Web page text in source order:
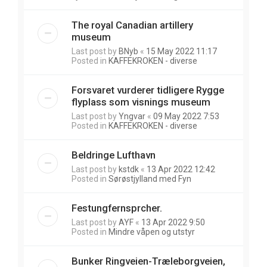
The royal Canadian artillery
museum
Last post by BNyb « 15 May 2022 11:17
Posted in KAFFEKROKEN - diverse
Forsvaret vurderer tidligere Rygge
flyplass som visnings museum
Last post byYngvar « 09 May 2022 7:53
Posted in KAFFEKROKEN - diverse
Beldringe Lufthavn
Last post by kstdk « 13 Apr 2022 12:42
Posted in Sørøstjylland med Fyn
Festungfernsprcher.
Last post byAYF « 13 Apr 2022 9:50
Posted in Mindre våpen og utstyr
Bunker Ringveien-Træleborgveien,